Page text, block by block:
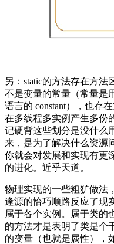
另：static的方法存在方
不是变量的常量（常量是
语言的 constant），也存
在多线程多实例产生多份
记硬背这些划分是没什么
来，是为了解决什么资源
你就会对发展和实现有更
的进化。近乎天道。
物理实现的一些粗犷做法
逢源的恰巧顺路反应了现
属于各个实例。属于类的
的方法才是表明了类是个
的变量（也就是属性），